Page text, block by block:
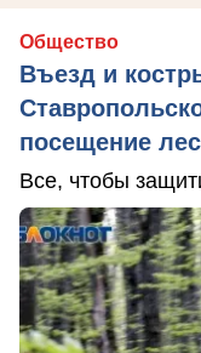
Общество
Въезд и
посещение
Все, чтобы